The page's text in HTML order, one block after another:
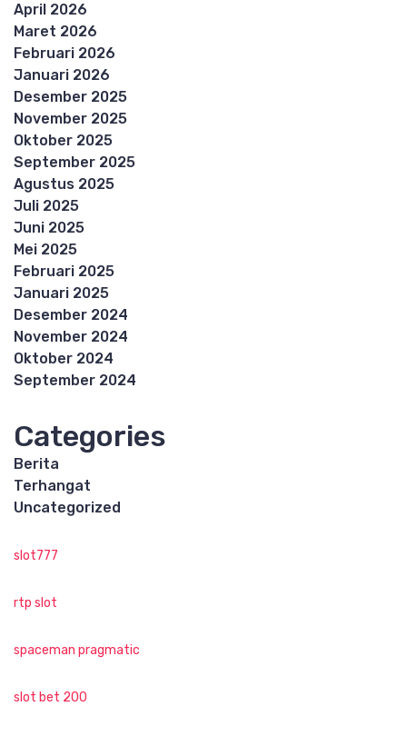
April 2026
Maret 2026
Februari 2026
Januari 2026
Desember 2025
November 2025
Oktober 2025
September 2025
Agustus 2025
Juli 2025
Juni 2025
Mei 2025
Februari 2025
Januari 2025
Desember 2024
November 2024
Oktober 2024
September 2024
Categories
Berita
Terhangat
Uncategorized
slot777
rtp slot
spaceman pragmatic
slot bet 200